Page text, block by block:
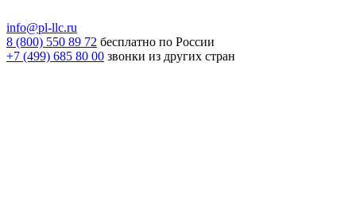
info@pl-llc.ru
8 (800) 550 89 72 бесплатно по России
+7 (499) 685 80 00 звонки из других стран